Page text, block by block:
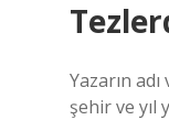
Yazarın
şehir ve yıl